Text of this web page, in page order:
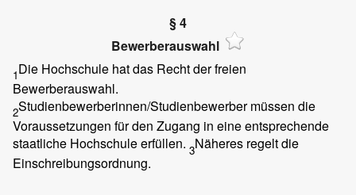
§ 4
Bewerberauswahl
1Die Hochschule hat das Recht der freien
Bewerberauswahl.
2Studienbewerberinnen/Studienbewerber müssen die
Voraussetzungen für den Zugang in eine entsprechende
staatliche Hochschule erfüllen. 3Näheres regelt die
Einschreibungsordnung.